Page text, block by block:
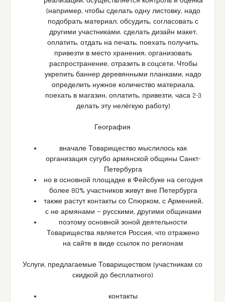
(например, чтобы сделать одну листовку, надо
подобрать материал, обсудить, согласовать с
другими участниками. сделать дизайн макет,
оплатить, отдать на печать, поехать получить,
привезти в место хранения, организовать
распространение, отразить в соцсети. Чтобы
укрепить баннер деревянными планками, надо
определить нужное количество материала,
поехать в магазин, оплатить, привезти, часа 2-3
делать эту нелёгкую работу)
География
вначале Товарищество мыслилось как
организация сугубо армянской общины Санкт-
Петербурга
но в основной площадке в Фейсбуке на сегодня
более 80% участников живут вне Петербурга
также растут контакты со Спюрком, с Арменией,
с не армянами — русскими, другими общинами
поэтому основной зоной деятельности
Товарищества является Россия, что отражено
на сайте в виде ссылок по регионам
Услуги, предлагаемые Товариществом (участникам со
скидкой до бесплатного)
контакты